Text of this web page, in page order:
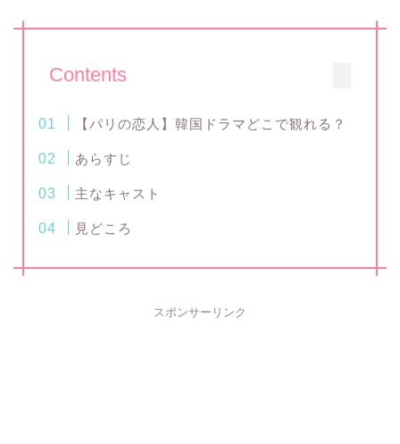
Contents
【パリの恋人】韓国ドラマどこで観れる？
あらすじ
主なキャスト
見どころ
スポンサーリンク